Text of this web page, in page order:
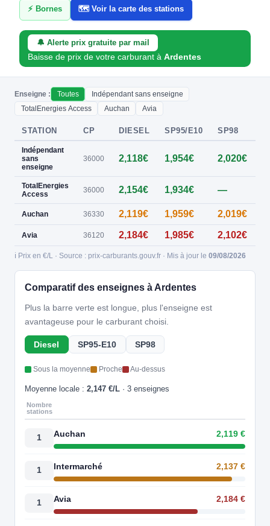
⚡ Bornes 🗺️ Voir la carte des stations
🔔 Alerte prix gratuite par mail
Baisse de prix de votre carburant àArdentes
Enseigne : Toutes
Indépendant sans enseigne
TotalEnergies Access
Auchan Avia
STATION CP DIESEL SP95/E10 SP98
Indépendant
sans
enseigne
36000 2,118€ 1,954€ 2,020€
TotalEnergies
Access
36000 2,154€ 1,934€ —
Auchan 36330 2,119€ 1,959€ 2,019€
Avia 36120 2,184€ 1,985€ 2,102€
ℹ️ Prix en €/L · Source : prix-carburants.gouv.fr · Mis à jour le 09/08/2026
Comparatif des enseignes à Ardentes
Plus la barre verte est longue, plus l'enseigne est
avantageuse pour le carburant choisi.
Diesel SP95-E10 SP98
Sous la moyenne Proche Au-dessus
Moyenne locale : 2,147 €/L · 3 enseignes
Nombre
stations
1 Auchan 2,119 €
1 Intermarché 2,137 €
1 Avia 2,184 €